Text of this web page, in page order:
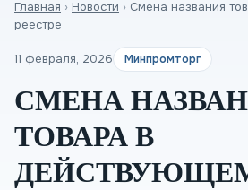
Главная › Новости › Смена названия
реестре
11 февраля, 2026 Минпромторг
СМЕНА
ТОВАРА В